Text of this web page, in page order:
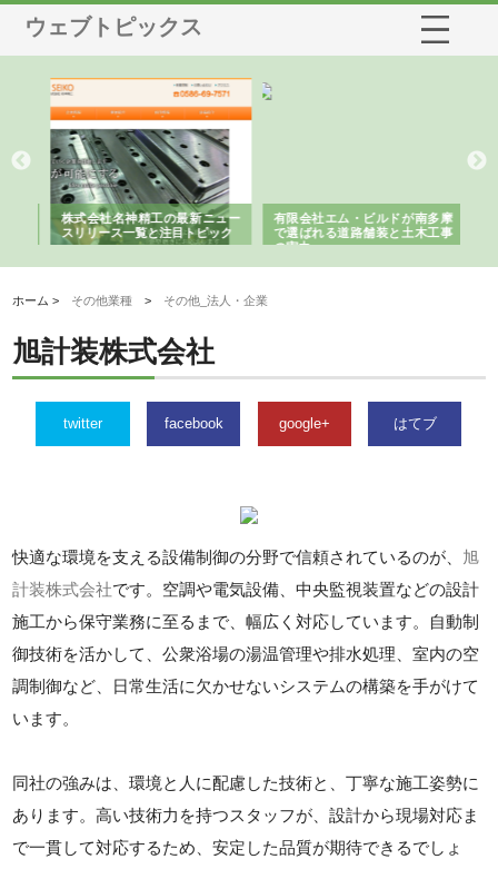
ウェブトピックス
株式会社名神精工の最新ニュー
スリリース一覧と注目トピック
有限会社エム・ビルドが南多摩
で選ばれる道路舗装と土木工事
の実力
ホーム > その他業種 > その他_法人・企業
旭計装株式会社
twitter facebook google+ はてブ
快適な環境を支える設備制御の分野で信頼されているのが、 旭
計装株式会社です。空調や電気設備、中央監視装置などの設計
施工から保守業務に至るまで、幅広く対応しています。自動制
御技術を活かして、公衆浴場の湯温管理や排水処理、室内の空
調制御など、日常生活に欠かせないシステムの構築を手がけて
います。
同社の強みは、環境と人に配慮した技術と、丁寧な施工姿勢に
あります。高い技術力を持つスタッフが、設計から現場対応ま
で一貫して対応するため、安定した品質が期待できるでしょ